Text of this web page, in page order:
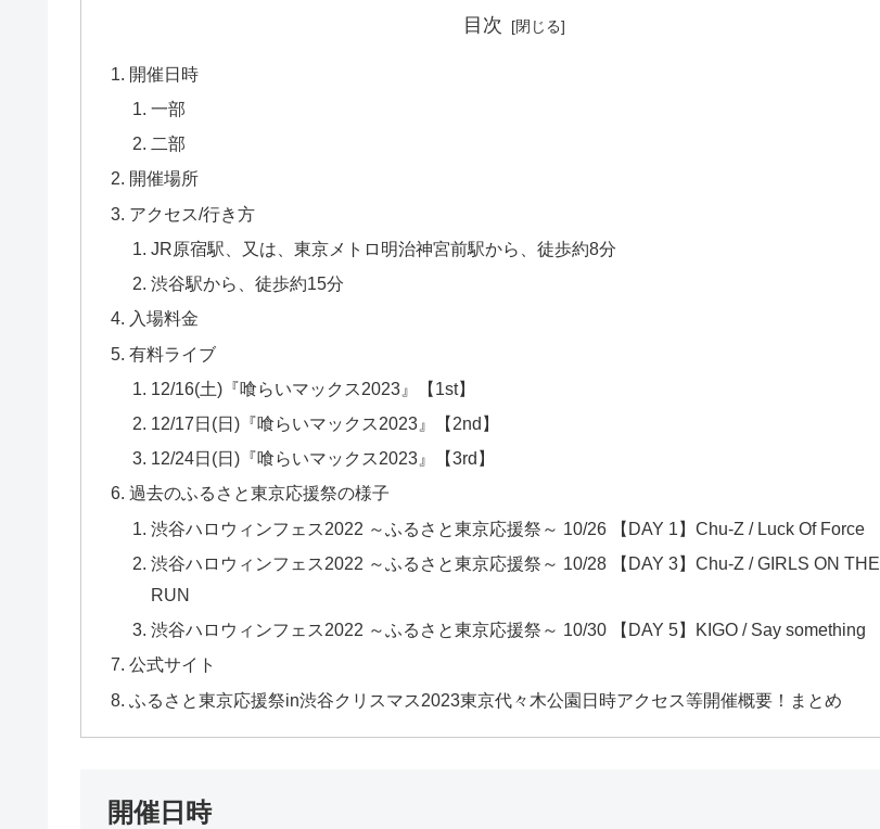
目次
開催日時
一部
二部
開催場所
アクセス/行き方
JR原宿駅、又は、東京メトロ明治神宮前駅から、徒歩約8分
渋谷駅から、徒歩約15分
入場料金
有料ライブ
12/16(土)『喰らいマックス2023』【1st】
12/17日(日)『喰らいマックス2023』【2nd】
12/24日(日)『喰らいマックス2023』【3rd】
過去のふるさと東京応援祭の様子
渋谷ハロウィンフェス2022 ～ふるさと東京応援祭～ 10/26 【DAY 1】Chu-Z / Luck Of Force
渋谷ハロウィンフェス2022 ～ふるさと東京応援祭～ 10/28 【DAY 3】Chu-Z / GIRLS ON THE
RUN
渋谷ハロウィンフェス2022 ～ふるさと東京応援祭～ 10/30 【DAY 5】KIGO / Say something
公式サイト
ふるさと東京応援祭in渋谷クリスマス2023東京代々木公園日時アクセス等開催概要！まとめ
開催日時